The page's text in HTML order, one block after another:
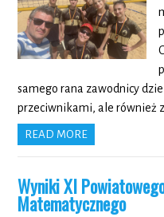
samego rana zawodnicy
przeciwnikami, ale również
READ MORE
Wyniki XI
Matematycznego